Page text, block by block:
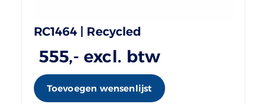
RC1464 | Recycled
555,- excl. btw
Toevoegen wensenlijst